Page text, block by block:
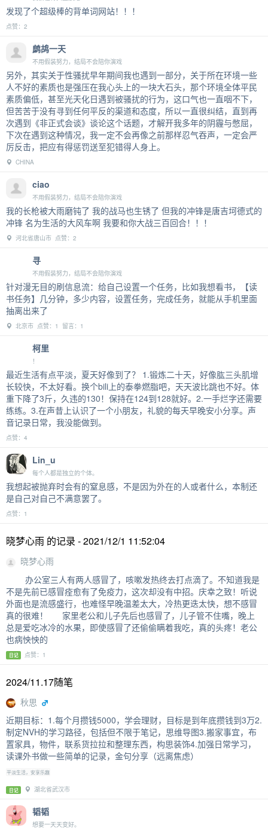
发现了个超级棒的背单词网站！！！
点赞：2
鹧鸪一天
不用假装努力，结局不会陪你演戏
另外，其实关于性骚扰早年期间我也遇到一部分，关于所在环境一些
人不好的素质也是强压在我心头上的一块大石头，那个环境全体平民
素质偏低，甚至光天化日遇到被骚扰的行为，这口气也一直咽不下，
但苦苦于没有寻到任何平反的渠道和态度，所以一直很纠结，直到再
次遇到《非正式会谈》谈论这个话题，才解开我多年的阴霾与憋屈，
下次在遇到这种情况，我一定不会再像之前那样忍气吞声，一定会严
厉反击，把应有得惩罚送至犯错得人身上。
CHINA
ciao
不用假装努力，结局不会陪你演戏
我的长枪被大雨磨钝了 我的战马也生锈了 但我的冲锋是唐吉坷德式的
冲锋 名为生活的大风车啊 我要和你大战三百回合！！！
河北省唐山市 点赞：2
寻
不用假装努力，结局不会陪你演戏
针对漫无目的刷信息流：给自己设置一个任务，比如我想看书，【读
书任务】几分钟，多少内容，设置任务，完成任务，就能从手机里面
抽离出来了
北京市 点赞：1 留言：1
柯里
！
最近生活有点平淡，夏天好像到了？ 1.锻炼二十天，好像肱三头肌增
长较快，不太好看。换个bili上的泰拳燃脂吧，天天波比跳也不好。体
重下降了3斤，久违的130！保持在124到128就好。2.一手烂字还需要
练练。3.在声昔上认识了一个小朋友，礼貌的每天早晚安小分享。声
音记录日常，我没能做到。
点赞：4
Lin_u
每个人都是独立的个体。
我想起被抛弃时会有的窒息感，不是因为外在的人或者什么，本制还
是自己对自己不满意罢了。
点赞：1
晓梦心雨 的记录 - 2021/12/1 11:52:04
晓梦心雨
办公室三人有两人感冒了，咳嗽发热终去打点滴了。不知道我是
不是先前已感冒痊愈有了免疫力，这次却没有中招。庆幸之致！听说
外面也是流感盛行，也难怪早晚温差太大，冷热更迭太快，想不感冒
真的很难！ 家里老公和儿子先后也感冒了，儿子管不住嘴，晚上
总是爱吃冰冷的水果，即使感冒了还偷偷瞒着我吃，真的头疼！老公
也病怏怏的
日记 点赞：1
2024/11.17随笔
秋思
近期目标：1.每个月攒钱5000，学会理财，目标是到年底攒钱到3万2.
制定NVH的学习路径，包括但不限于笔记，思维导图3.搬家事宜，布
置家具，物件，联系货拉拉和整理东西，构思装饰4.加强日常学习，
读课外书做一些简单的记录，金句分享（远离焦虑）
平淡生活，安享乐趣
日记 湖北省武汉市
韬韬
想要一天天变好。